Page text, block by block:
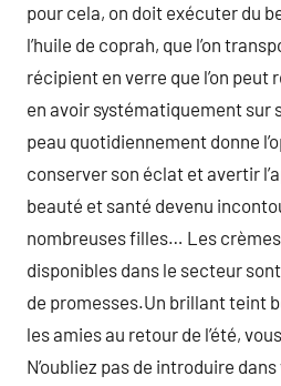
pour cela, on doit exécuter du
l’huile de coprah, que l’on
récipient en verre que l’on
en avoir systématiquement sur
peau quotidiennement donne
conserver son éclat et avertir
beauté et santé devenu
nombreuses filles… Les
disponibles dans le secteur
de promesses.Un brillant teint
les amies au retour de l’été,
N’oubliez pas de introduire